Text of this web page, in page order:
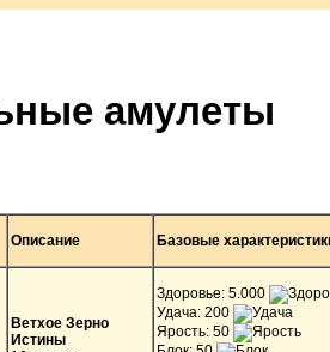
амулеты
Описание Базовые
Ветхое Зерно
Истины
Здоровье: 5.000
Удача: 200
Ярость: 50